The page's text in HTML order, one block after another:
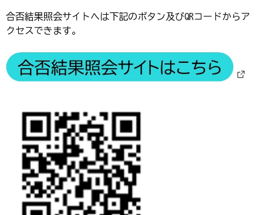
合否結果照会サイトへは下記のボタン及びQRコードからア
クセスできます。